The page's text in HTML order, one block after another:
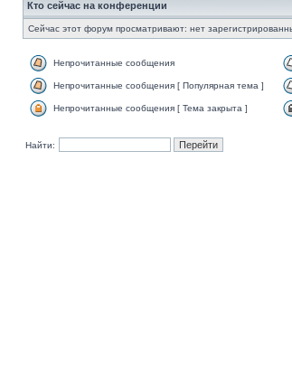
Кто сейчас на конференции
Сейчас этот форум просматривают: нет
Непрочитанные сообщения
Непрочитанные сообщения [ Популярная тема ]
Непрочитанные сообщения [ Тема закрыта ]
Найти: